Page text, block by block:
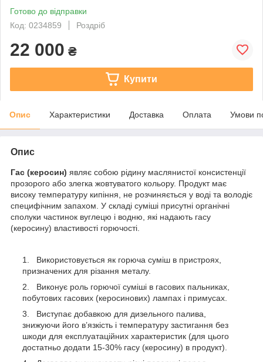
Готово до відправки
Код: 0234859
Роздріб
22 000 ₴
Купити
Опис Характеристики Доставка Оплата Умови
Опис
Гас (керосин) являє собою рідину маслянистої консистенції
прозорого або злегка жовтуватого кольору. Продукт має
високу температуру кипіння, не розчиняється у воді та володіє
специфічним запахом. У складі суміші присутні органічні
сполуки частинок вуглецю і водню, які надають гасу
(керосину) властивості горючості.
Використовується як горюча суміш в пристроях,
призначених для різання металу.
Виконує роль горючої суміші в гасових пальниках,
побутових гасових (керосинових) лампах і примусах.
Виступає добавкою для дизельного палива,
знижуючи його в’язкість і температуру застигання без
шкоди для експлуатаційних характеристик (для цього
достатньо додати 15-30% гасу (керосину) в продукт).